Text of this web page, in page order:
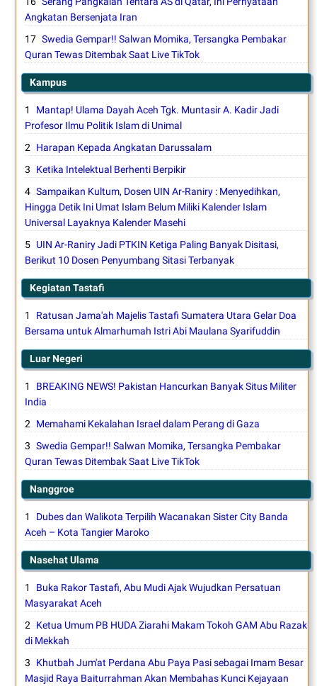
Angkatan Bersenjata Iran
Swedia Gempar!! Salwan Momika, Tersangka Pembakar
Quran Tewas Ditembak Saat Live TikTok
Kampus
Mantap! Ulama Dayah Aceh Tgk. Muntasir A. Kadir Jadi
Profesor Ilmu Politik Islam di Unimal
Harapan Kepada Angkatan Darussalam
Ketika Intelektual Berhenti Berpikir
Sampaikan Kultum, Dosen UIN Ar-Raniry : Menyedihkan,
Hingga Detik Ini Umat Islam Belum Miliki Kalender Islam
Universal Layaknya Kalender Masehi
UIN Ar-Raniry Jadi PTKIN Ketiga Paling Banyak Disitasi,
Berikut 10 Dosen Penyumbang Sitasi Terbanyak
Kegiatan Tastafi
Ratusan Jama'ah Majelis Tastafi Sumatera Utara Gelar Doa
Bersama untuk Almarhumah Istri Abi Maulana Syarifuddin
Luar Negeri
BREAKING NEWS! Pakistan Hancurkan Banyak Situs Militer
India
Memahami Kekalahan Israel dalam Perang di Gaza
Swedia Gempar!! Salwan Momika, Tersangka Pembakar
Quran Tewas Ditembak Saat Live TikTok
Nanggroe
Dubes dan Walikota Terpilih Wacanakan Sister City Banda
Aceh – Kota Tangier Maroko
Nasehat Ulama
Buka Rakor Tastafi, Abu Mudi Ajak Wujudkan Persatuan
Masyarakat Aceh
Ketua Umum PB HUDA Ziarahi Makam Tokoh GAM Abu Razak
di Mekkah
Khutbah Jum'at Perdana Abu Paya Pasi sebagai Imam Besar
Masjid Raya Baiturrahman Akan Membahas Kunci Kejayaan